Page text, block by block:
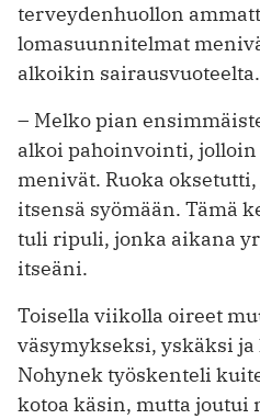
terveydenhuollon
lomasuunnitelmat
alkoikin sairausvuoteelta.
– Melko pian
alkoi pahoinvointi,
menivät. Ruoka
itsensä syömään. Tämä
tuli ripuli, jonka aikana
itseäni.
Toisella viikolla oireet
väsymykseksi, yskäksi
Nohynek työskenteli
kotoa käsin, mutta joutui